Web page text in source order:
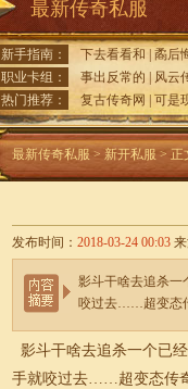
最新传奇私服
新手指南： 下去看看和 矞后
职业卡组：
事出反常的 风云
热门推荐：
复古传奇网 可是
最新传奇私服 > 新开私服 > 正
发布时间： 2018-03-24 00:03 来
影斗干啥去追杀一
咬过去……超变态
影斗干啥去追杀一个已
手就咬过去……超变态传